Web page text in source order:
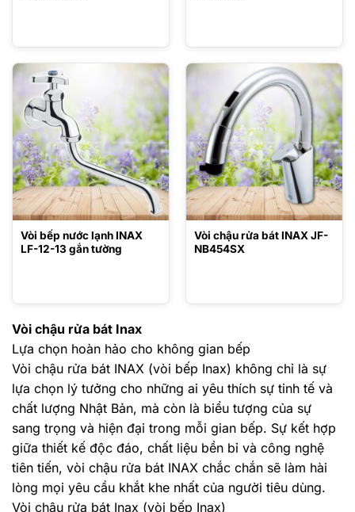
Vòi bếp nước lạnh INAX
LF-12-13 gắn tường
Vòi chậu rửa bát INAX JF-
NB454SX
Vòi chậu rửa bát Inax
Lựa chọn hoàn hảo cho không gian bếp
Vòi chậu rửa bát INAX (vòi bếp Inax) không chỉ là sự
lựa chọn lý tưởng cho những ai yêu thích sự tinh tế và
chất lượng Nhật Bản, mà còn là biểu tượng của sự
sang trọng và hiện đại trong mỗi gian bếp. Sự kết hợp
giữa thiết kế độc đáo, chất liệu bền bỉ và công nghệ
tiên tiến, vòi chậu rửa bát INAX chắc chắn sẽ làm hài
lòng mọi yêu cầu khắt khe nhất của người tiêu dùng.
Vòi chậu rửa bát Inax (vòi bếp Inax)